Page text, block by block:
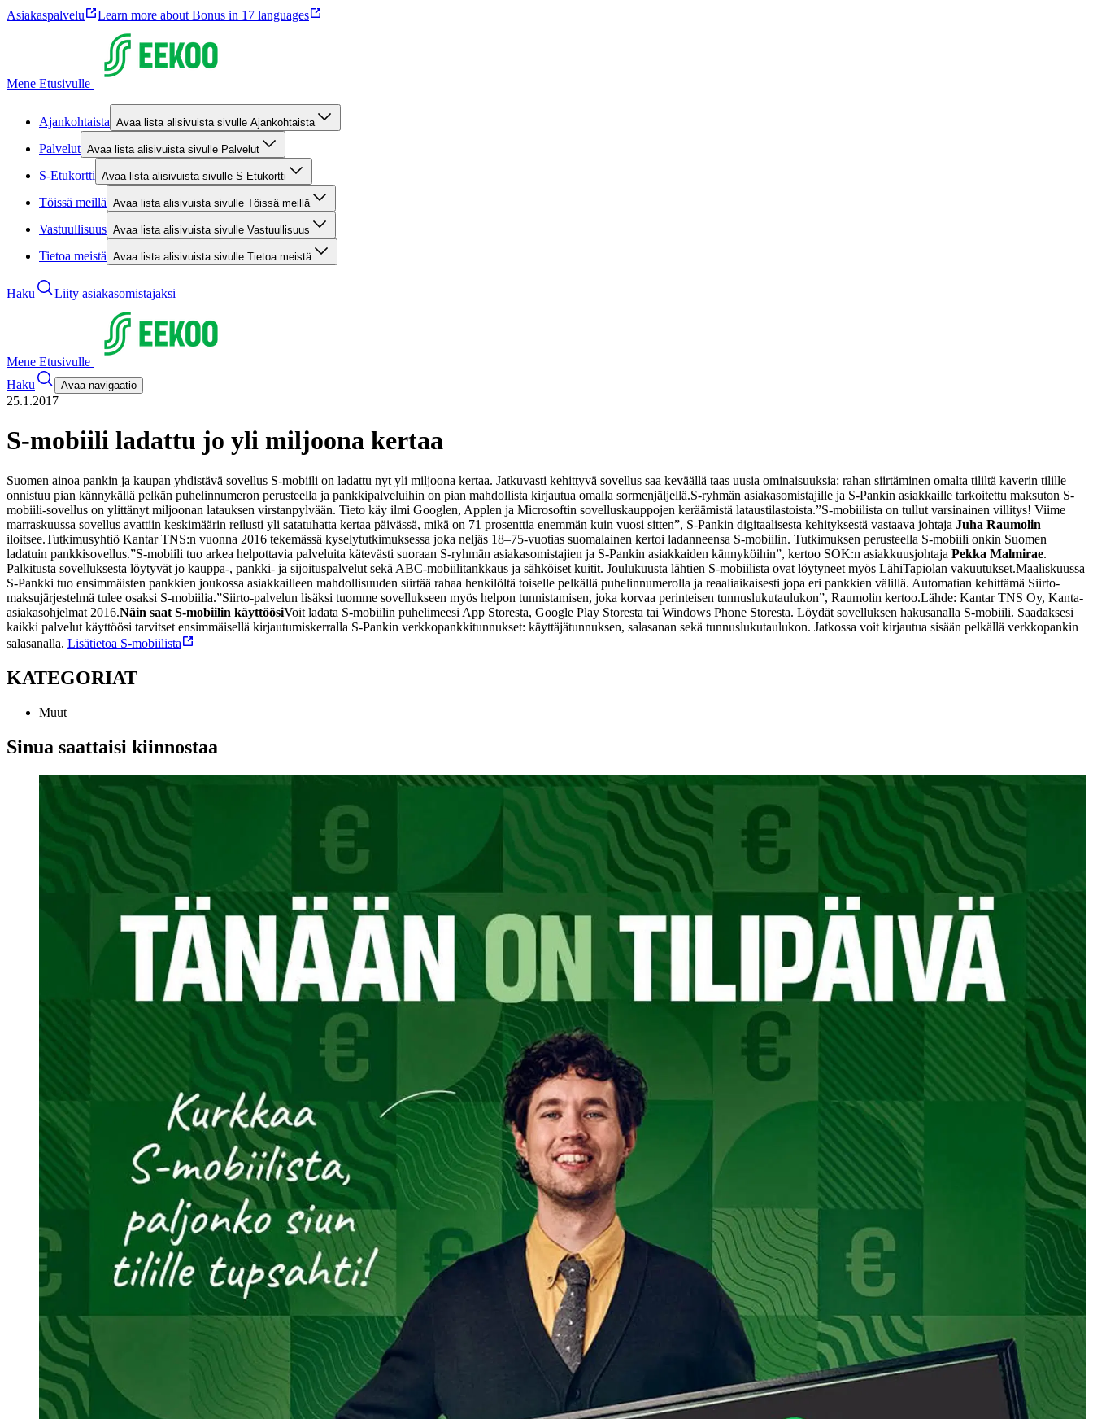
Asiakaspalvelu Learn more about Bonus in 17 languages
Mene Etusivulle
Ajankohtaista Avaa lista alisivuista sivulle Ajankohtaista
Palvelut Avaa lista alisivuista sivulle Palvelut
S-Etukortti Avaa lista alisivuista sivulle S-Etukortti
Töissä meillä Avaa lista alisivuista sivulle Töissä meillä
Vastuullisuus Avaa lista alisivuista sivulle Vastuullisuus
Tietoa meistä Avaa lista alisivuista sivulle Tietoa meistä
Haku Liity asiakasomistajaksi
Mene Etusivulle
Haku
Avaa navigaatio
25.1.2017
S-mobiili ladattu jo yli miljoona kertaa
Suomen ainoa pankin ja kaupan yhdistävä sovellus S-mobiili on ladattu nyt yli miljoona kertaa. Jatkuvasti kehittyvä sovellus saa keväällä taas uusia ominaisuuksia: rahan siirtäminen omalta tililtä kaverin tilille
onnistuu pian kännykällä pelkän puhelinnumeron perusteella ja pankkipalveluihin on pian mahdollista kirjautua omalla sormenjäljellä.S-ryhmän asiakasomistajille ja S-Pankin asiakkaille tarkoitettu maksuton S-
mobiili-sovellus on ylittänyt miljoonan latauksen virstanpylvään. Tieto käy ilmi Googlen, Applen ja Microsoftin sovelluskauppojen keräämistä lataustilastoista.”S-mobiilista on tullut varsinainen villitys! Viime
marraskuussa sovellus avattiin keskimäärin reilusti yli satatuhatta kertaa päivässä, mikä on 71 prosenttia enemmän kuin vuosi sitten”, S-Pankin digitaalisesta kehityksestä vastaava johtaja Juha Raumolin
iloitsee.Tutkimusyhtiö Kantar TNS:n vuonna 2016 tekemässä kyselytutkimuksessa joka neljäs 18–75-vuotias suomalainen kertoi ladanneensa S-mobiilin. Tutkimuksen perusteella S-mobiili onkin Suomen
ladatuin pankkisovellus.”S-mobiili tuo arkea helpottavia palveluita kätevästi suoraan S-ryhmän asiakasomistajien ja S-Pankin asiakkaiden kännyköihin”, kertoo SOK:n asiakkuusjohtaja Pekka Malmirae.
Palkitusta sovelluksesta löytyvät jo kauppa-, pankki- ja sijoituspalvelut sekä ABC-mobiilitankkaus ja sähköiset kuitit. Joulukuusta lähtien S-mobiilista ovat löytyneet myös LähiTapiolan vakuutukset.Maaliskuussa
S-Pankki tuo ensimmäisten pankkien joukossa asiakkailleen mahdollisuuden siirtää rahaa henkilöltä toiselle pelkällä puhelinnumerolla ja reaaliaikaisesti jopa eri pankkien välillä. Automatian kehittämä Siirto-
maksujärjestelmä tulee osaksi S-mobiilia.”Siirto-palvelun lisäksi tuomme sovellukseen myös helpon tunnistamisen, joka korvaa perinteisen tunnuslukutaulukon”, Raumolin kertoo.Lähde: Kantar TNS Oy, Kanta-
asiakasohjelmat 2016.Näin saat S-mobiilin käyttöösiVoit ladata S-mobiilin puhelimeesi App Storesta, Google Play Storesta tai Windows Phone Storesta. Löydät sovelluksen hakusanalla S-mobiili. Saadaksesi
kaikki palvelut käyttöösi tarvitset ensimmäisellä kirjautumiskerralla S-Pankin verkkopankkitunnukset: käyttäjätunnuksen, salasanan sekä tunnuslukutaulukon. Jatkossa voit kirjautua sisään pelkällä verkkopankin
salasanalla. Lisätietoa S-mobiilista
KATEGORIAT
Muut
Sinua saattaisi kiinnostaa